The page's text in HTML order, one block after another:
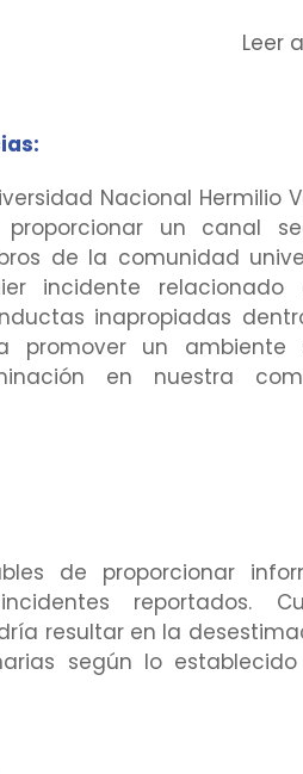
Leer
Nacional Hermilio
proporcionar un canal
de la comunidad
incidente
inapropiadas
promover un ambiente
en nuestra
de proporcionar
reportados.
resultar en la
según lo